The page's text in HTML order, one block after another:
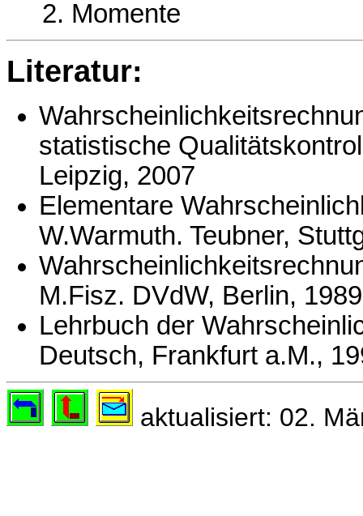
Momente
Literatur:
statistische
Leipzig, 2007
Elementare
W.Warmuth. Teubner,
M.Fisz. DVdW, Berlin, 1989
Lehrbuch der
Deutsch, Frankfurt a.M.,
aktualisiert: 02.